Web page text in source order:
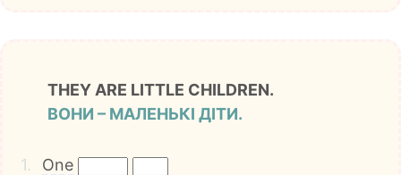
THEY ARE LITTLE CHILDREN.
ВОНИ – МАЛЕНЬКІ ДІТИ.
1.
One